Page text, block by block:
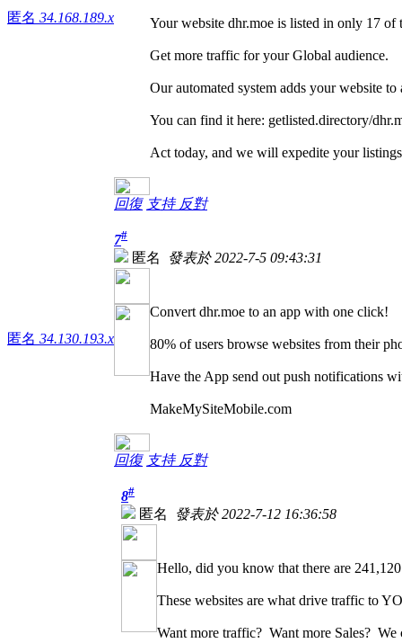
匿名 34.168.189.x Your website dhr.moe is listed in only 17 of
Get more traffic for your Global audience.
Our automated system adds your website
You can find it here: getlisted.directory/
Act today, and we will expedite your
回復 支持 反對
匿名 34.130.193.x
7#
匿名 發表於 2022-7-5 09:43:31
Convert dhr.moe to an app with one click!
80% of users browse websites from their
Have the App send out push notifications
MakeMySiteMobile.com
回復 支持 反對
8#
匿名 發表於 2022-7-12 16:36:58
Hello, did you know that there are
These websites are what drive traffic to
Want more traffic? Want more Sales? We